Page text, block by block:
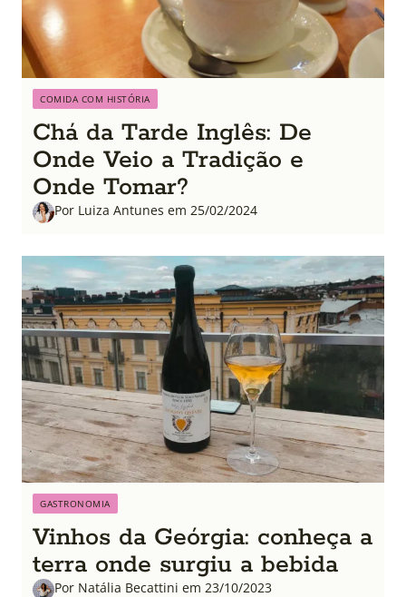
COMIDA COM HISTÓRIA
Chá da Tarde Inglês: De
Onde Veio a Tradição e
Onde Tomar?
Por Luiza Antunes em 25/02/2024
GASTRONOMIA
Vinhos da Geórgia: conheça a
terra onde surgiu a bebida
Por Natália Becattini em 23/10/2023